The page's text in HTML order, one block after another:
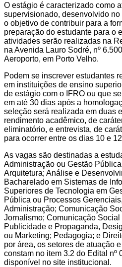
O estágio é caracterizado como
supervisionado, desenvolvido
o objetivo de contribuir para a
preparação do estudante para o
atividades serão realizadas na
na Avenida Lauro Sodré, nº
Aeroporto, em Porto Velho.
Podem se inscrever estudantes
em instituições de ensino
de estágio com o IFRO ou que
em até 30 dias após a
seleção será realizada em duas
rendimento acadêmico, de
eliminatório, e entrevista, de
para ocorrer entre os dias 10 e
As vagas são destinadas a
Administração ou Gestão
Arquitetura; Análise e
Bacharelado em Sistemas de
Superiores de Tecnologia em
Pública ou Processos
Administração; Comunicação
Jornalismo; Comunicação
Publicidade e Propaganda,
ou Marketing; Pedagogia; e
por área, os setores de atuação
constam no item 3.2 do Edital nº
disponível no site institucional.